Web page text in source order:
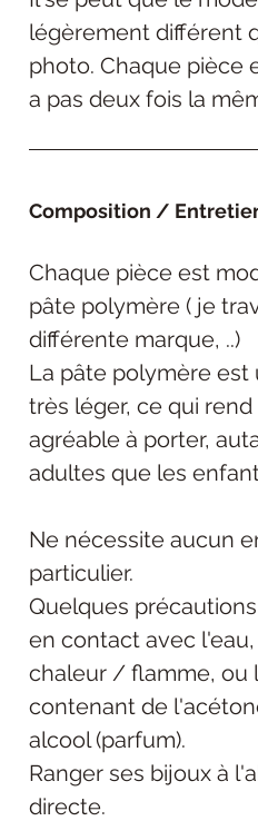
légèrement différent
photo. Chaque pièce
a pas deux fois la
Composition /
Chaque pièce est
pâte polymère ( je
différente marque, ..)
La pâte polymère est
très léger, ce qui rend
agréable à porter,
adultes que les
Ne nécessite aucun
particulier.
Quelques
en contact avec
chaleur / flamme, ou
contenant de
alcool (parfum).
Ranger ses bijoux à
directe.